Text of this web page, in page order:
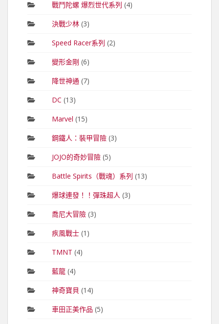
戰鬥陀螺 爆烈世代系列 (4)
決戰少林(3)
Speed Racer系列 (2)
變形金剛 (6)
降世神通 (7)
DC (13)
Marvel (15)
鋼鐵人：裝甲冒險(3)
JOJO的奇妙冒險(5)
Battle Spirits（戰魂）系列 (13)
爆球連發！！彈珠超人 (3)
喬尼大冒險(3)
疾風戰士(1)
TMNT (4)
藍龍(4)
神奇寶貝 (14)
車田正美作品 (5)